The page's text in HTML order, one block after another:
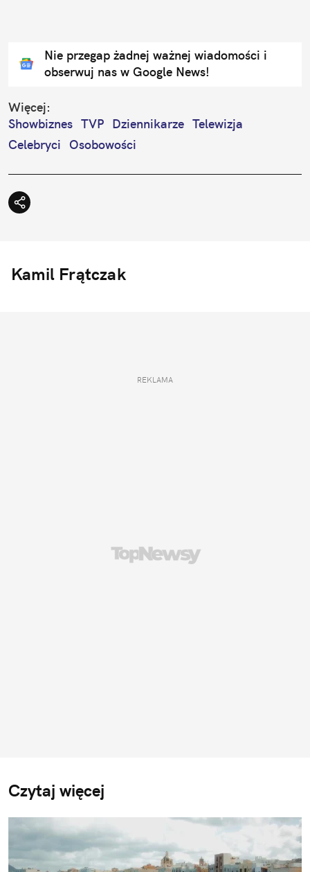
Nie przegap żadnej ważnej wiadomości i
obserwuj nas w Google News!
Więcej:
Showbiznes TVP Dziennikarze Telewizja
Celebryci
Osobowości
Kamil Frątczak
REKLAMA
Czytaj więcej